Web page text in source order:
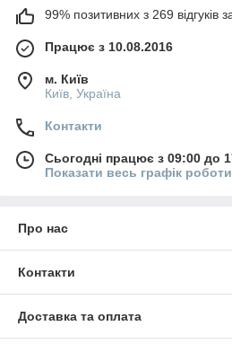
99% позитивних з 269 відгуків
Працює з 10.08.2016
м. Київ
Київ, Україна
Контакти
Сьогодні працює з 09:00 до
Показати весь графік роботи
Про нас
Контакти
Доставка та оплата